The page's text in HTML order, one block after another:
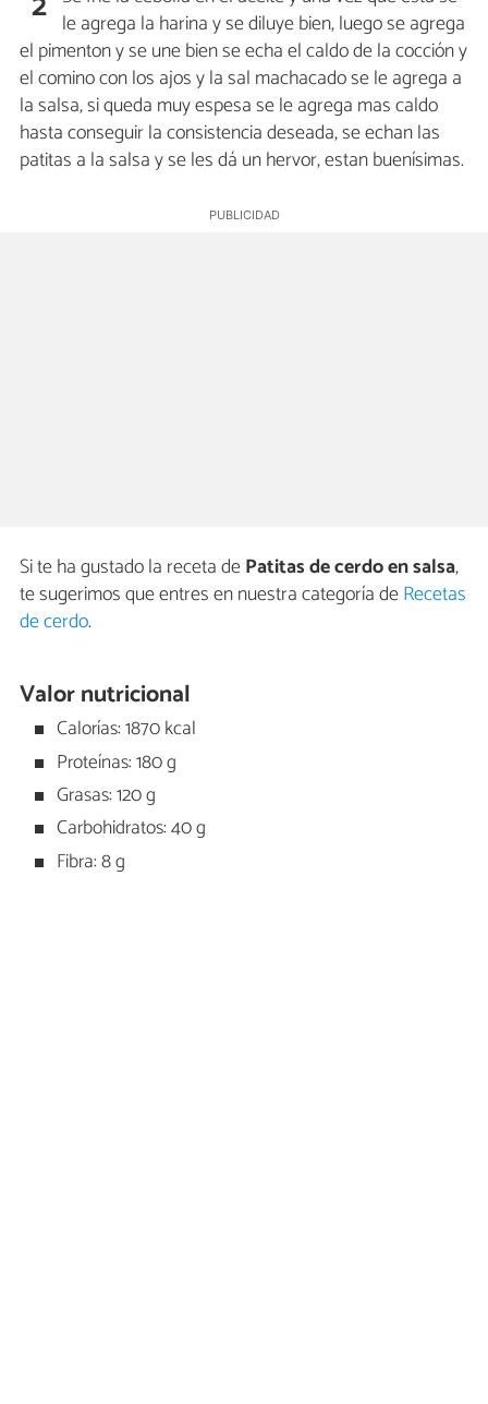
le agrega la harina y se diluye bien, luego se agrega
el pimenton y se une bien se echa el caldo de la cocción y
el comino con los ajos y la sal machacado se le agrega a
la salsa, si queda muy espesa se le agrega mas caldo
hasta conseguir la consistencia deseada, se echan las
patitas a la salsa y se les dá un hervor, estan buenísimas.
Si te ha gustado la receta dePatitas de cerdo en salsa,
te sugerimos que entres en nuestra categoría deRecetas
de cerdo.
Valor nutricional
Calorías: 1870 kcal
Proteínas: 180 g
Grasas: 120 g
Carbohidratos: 40 g
Fibra: 8 g